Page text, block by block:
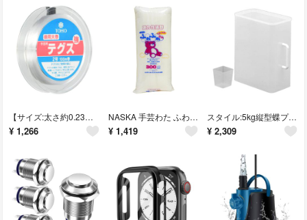
【サイズ:太さ約0.23mm×約100m巻_スタイル:2号】TOHO テグス 太
¥ 1,266
NASKA 手芸わた ふわふわわた 300g
¥ 1,419
スタイル:5kg縦型蝶プラ工業 袋まるごと米びつくん 5kg 781545
¥ 2,309